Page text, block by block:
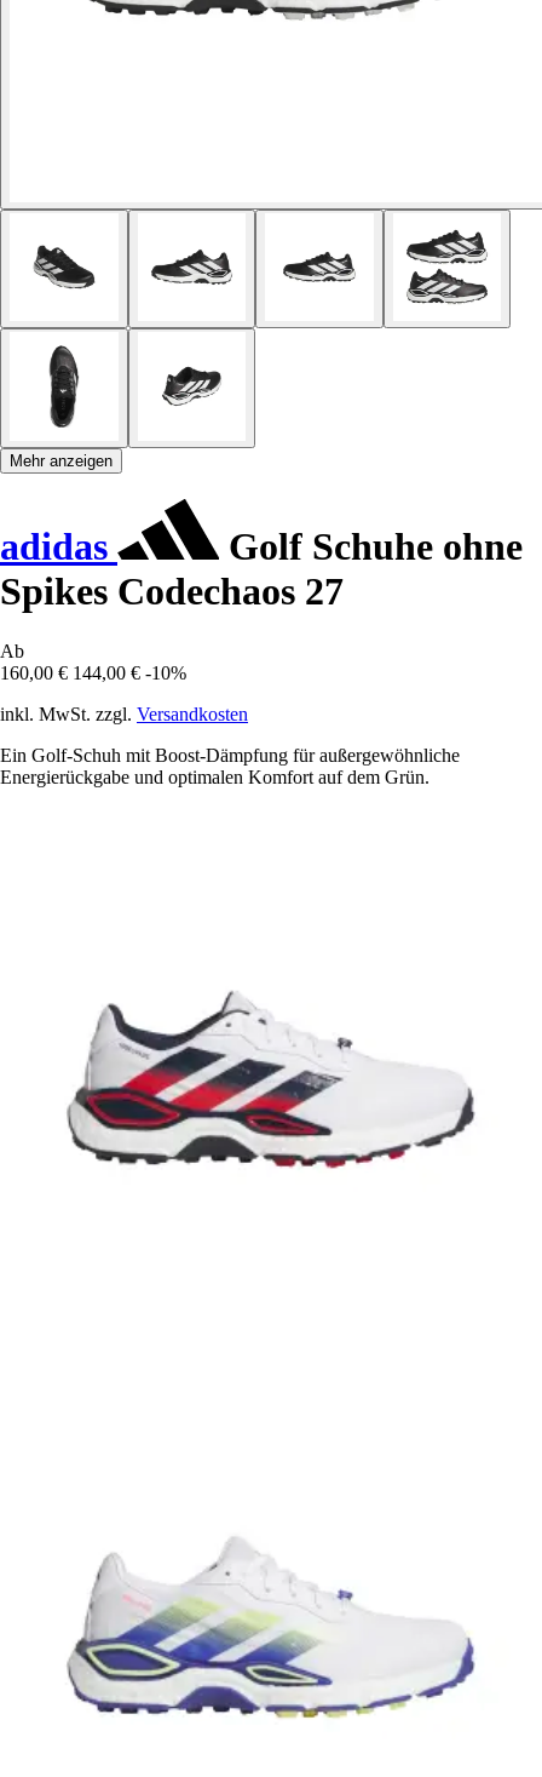
Mehr anzeigen
adidas
Golf Schuhe ohne
Spikes Codechaos 27
Ab
160,00 € 144,00 € -10%
inkl. MwSt. zzgl. Versandkosten
Ein Golf-Schuh mit Boost-Dämpfung für außergewöhnliche
Energierückgabe und optimalen Komfort auf dem Grün.